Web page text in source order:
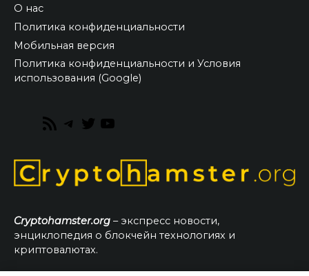
О нас
Политика конфиденциальности
Мобильная версия
Политика конфиденциальности и Условия
использования (Google)
RSS
Telegram
Twitter
Cryptohamster.org – экспресс новости,
энциклопедия о блокчейн технологиях и
криптовалютах.